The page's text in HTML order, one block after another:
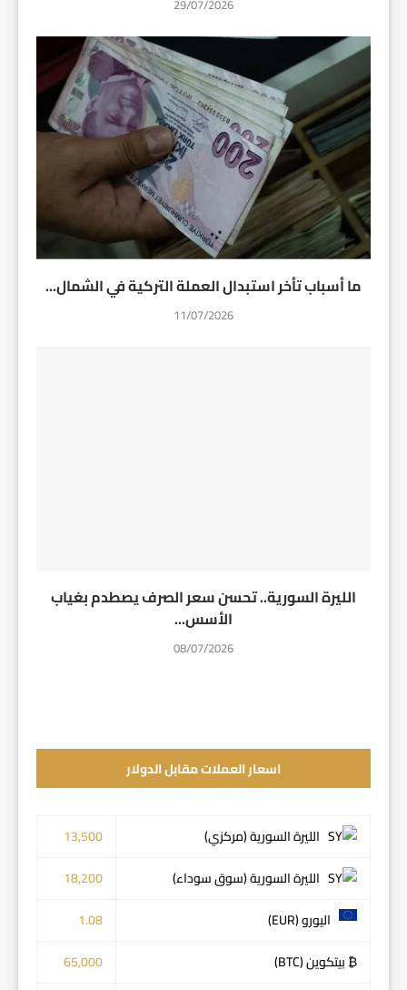
29/07/2026
ما أسباب تأخر استبدال العملة التركية في الشمال...
11/07/2026
الليرة السورية.. تحسن سعر الصرف يصطدم بغياب
الأسس...
08/07/2026
اسعار العملات مقابل الدولار
الليرة السورية (مركزي)
13,500
الليرة السورية (سوق سوداء)
18,200
اليورو (EUR)
1.08
₿ بيتكوين (BTC)
65,000